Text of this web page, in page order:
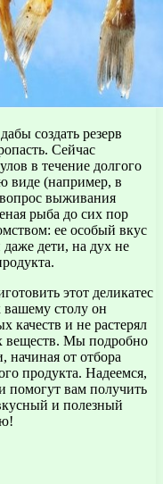
создать резерв
Сейчас
в течение долгого
виде (например, в
выживания
рыба до сих пор
ее особый вкус
дети, на дух не
этот деликатес
столу он
качеств и не растерял
веществ. Мы подробно
от отбора
продукта. Надеемся,
помогут вам получить
и полезный